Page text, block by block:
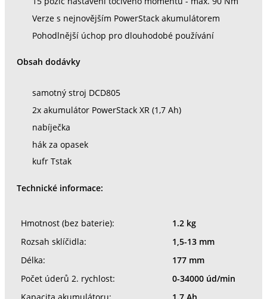
Verze s nejnovějším PowerStack akumulátorem
Pohodlnější úchop pro dlouhodobé používání
Obsah dodávky
samotný stroj DCD805
2x akumulátor PowerStack XR (1,7 Ah)
nabíječka
hák za opasek
kufr Tstak
Technické informace:
Hmotnost (bez baterie):
1.2 kg
Rozsah sklíčidla:
1,5-13 mm
Délka:
177 mm
Počet úderů 2. rychlost:
0-34000 úd/min